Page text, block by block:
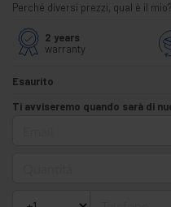
Perché diversi prezzi, qual è il mio?
2 years
warranty
Esaurito
Ti avviseremo quando sarà di